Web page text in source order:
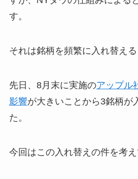
す。
それは銘柄を頻繁に入れ替える
先日、8月末に実施のアップル
影響が大きいことから3銘柄が
た。
今回はこの入れ替えの件を考え